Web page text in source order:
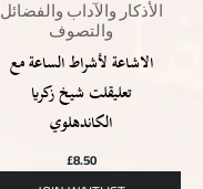
الأذكار والآداب والفضائل
والتصوف
الاشاعة لأشراط الساعة مع
تعليقلت شيخ زكريا
الكاندهلوي
£8.50